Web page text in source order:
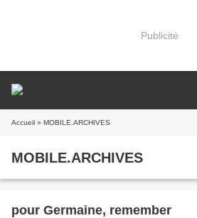
Publicité
Accueil » MOBILE.ARCHIVES
MOBILE.ARCHIVES
pour Germaine, remember